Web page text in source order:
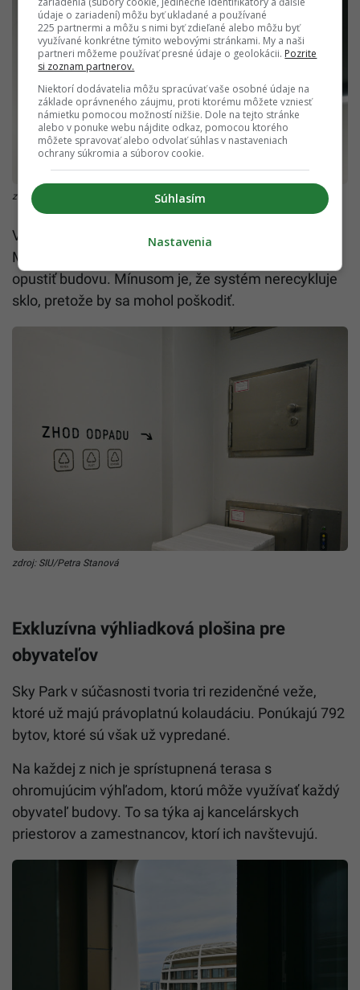
zdroj: SIU/Petra Stanová
Vychýtavkou je napríklad aj odpadový systém.
Majiteľ napríklad počas lockdownu vôbec nemusí
opustiť budovu. Mínusom je, že systém nerecykluje
sklo, pretože by sa mohol poškodiť.
zdroj: SIU/Petra Stanová
Exkluzívna výhliadková plošina pre
obyvateľov
Sky Park v súčasnosti tvoria tri rezidenčné veže,
ktoré už majú právoplatnú kolaudáciu. Ponúkajú 792
bytov, ktoré sú však už vypredané.
Na každej z nich je sprístupnená terasa s
ohromujúcim výhľadom, ktorú môže využívať každý
obyvateľ budovy. To sa týka aj kancelárskych
priestorov a zamestnancov, ktorí ich navštevujú.
údaje o zariadení) môžu byť ukladané a používané
225 partnermi a môžu s nimi byť zdieľané alebo môžu byť
využívané konkrétne týmito webovými stránkami. My a naši
partneri môžeme používať presné údaje o geolokácii. Pozrite
si zoznam partnerov.
Niektorí dodávatelia môžu spracúvať vaše osobné údaje na
základe oprávneného záujmu, proti ktorému môžete vzniesť
námietku pomocou možností nižšie. Dole na tejto stránke
alebo v ponuke webu nájdite odkaz, pomocou ktorého
môžete spravovať alebo odvolať súhlas v nastaveniach
ochrany súkromia a súborov cookie.
Súhlasím
Nastavenia